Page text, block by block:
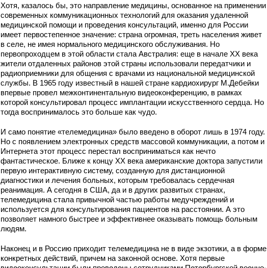
Хотя, казалось бы, это направление медицины, основанное на применении
современных коммуникационных технологий для оказания удаленной
медицинской помощи и проведения консультаций, именно для России
имеет первостепенное значение: страна огромная, треть населения живет
в селе, не имея нормального медицинского обслуживания. Но
первопроходцем в этой области стала Австралия: еще в начале XX века
жители отдаленных районов этой страны использовали передатчики и
радиоприемники для общения с врачами из национальной медицинской
службы. В 1965 году известный в нашей стране кардиохирург М.Дебейки
впервые провел межконтинентальную видеоконференцию, в рамках
которой консультировал процесс имплантации искусственного сердца. Но
тогда воспринималось это больше как чудо.
И само понятие «телемедицина» было введено в оборот лишь в 1974 году.
Но с появлением электронных средств массовой коммуникации, а потом и
Интернета этот процесс перестал восприниматься как нечто
фантастическое. Ближе к концу XX века американские доктора запустили
первую интерактивную систему, созданную для дистанционной
диагностики и лечения больных, которым требовалась сердечная
реанимация. А сегодня в США, да и в других развитых странах,
телемедицина стала привычной частью работы медучреждений и
используется для консультирования пациентов на расстоянии. А это
позволяет намного быстрее и эффективнее оказывать помощь больным
людям.
Наконец и в Россию приходит телемедицина не в виде экзотики, а в форме
конкретных действий, причем на законной основе. Хотя первые